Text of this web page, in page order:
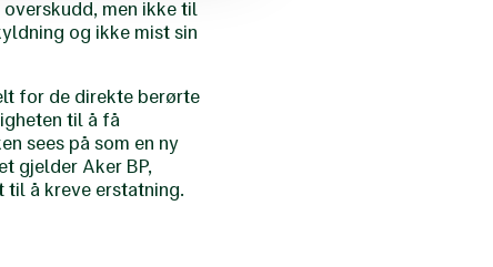
men ikke til
og ikke mist sin
for de direkte berørte
til å få
sees på som en ny
gjelder Aker BP,
til å kreve erstatning.